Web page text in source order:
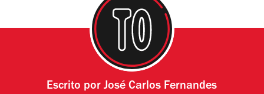
Escrito porJosé Carlos Fernandes